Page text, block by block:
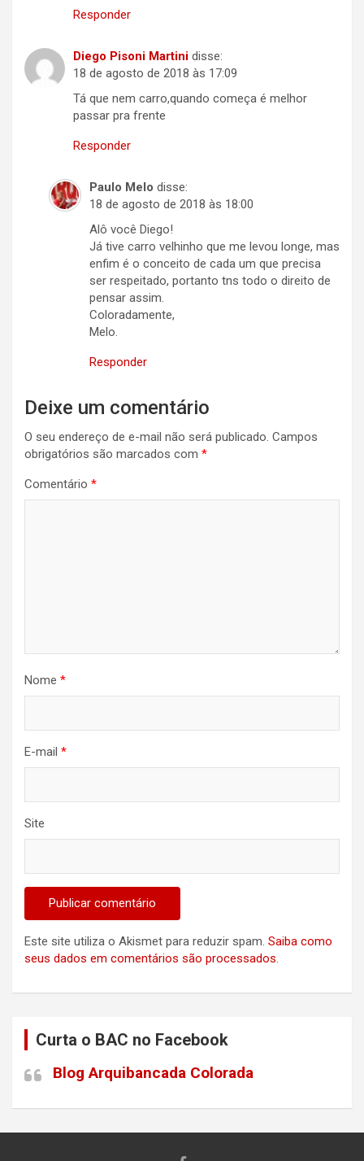
Responder
Diego Pisoni Martini disse:
18 de agosto de 2018 às 17:09
Tá que nem carro,quando começa é melhor
passar pra frente
Responder
Paulo Melo disse:
18 de agosto de 2018 às 18:00
Alô você Diego!
Já tive carro velhinho que me levou longe, mas
enfim é o conceito de cada um que precisa
ser respeitado, portanto tns todo o direito de
pensar assim.
Coloradamente,
Melo.
Responder
Deixe um comentário
O seu endereço de e-mail não será publicado. Campos
obrigatórios são marcados com *
Comentário *
Nome *
E-mail *
Site
Este site utiliza o Akismet para reduzir spam. Saiba como
seus dados em comentários são processados.
Curta o BAC no Facebook
Blog Arquibancada Colorada